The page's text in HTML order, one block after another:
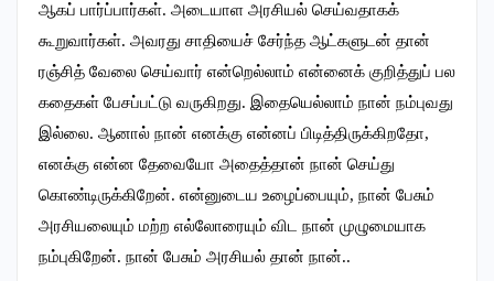
ஆகப் பார்ப்பார்கள். அடையாள அரசியல் செய்வதாகக்
கூறுவார்கள். அவரது சாதியைச் சேர்ந்த ஆட்களுடன் தான்
ரஞ்சித் வேலை செய்வார் என்றெல்லாம் என்னைக் குறித்துப் பல
கதைகள் பேசப்பட்டு வருகிறது. இதையெல்லாம் நான் நம்புவது
இல்லை. ஆனால் நான் எனக்கு என்னப் பிடித்திருக்கிறதோ,
எனக்கு என்ன தேவையோ அதைத்தான் நான் செய்து
கொண்டிருக்கிறேன். என்னுடைய உழைப்பையும், நான் பேசும்
அரசியலையும் மற்ற எல்லோரையும் விட நான் முழுமையாக
நம்புகிறேன். நான் பேசும் அரசியல் தான் நான்..